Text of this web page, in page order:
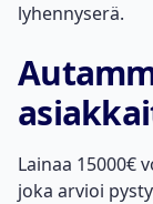
lyhennyserä.
Lainaa 15000€
joka arvioi